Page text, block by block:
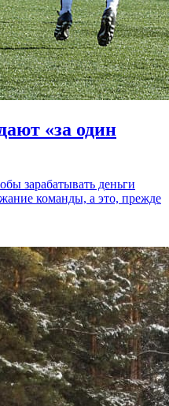
«за один
зарабатывать деньги
команды, а это, прежде